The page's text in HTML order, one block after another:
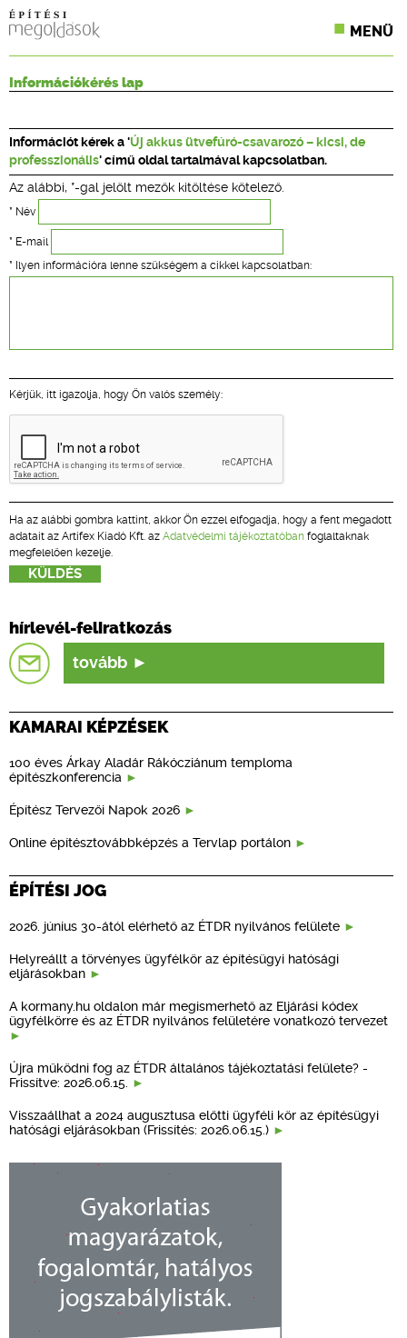
MENÜ
CPR TERMÉKKIÍRÁS
ÉPÍTÉSI JOG
ONLINE KÉPZÉSEK
TERVEZÉSI SEGÉDLETEK
Információkérés lap
Információt kérek a 'Új akkus ütvefúró-csavarozó – kicsi, de
professzionális' című oldal tartalmával kapcsolatban.
Az alábbi, *-gal jelölt mezők kitöltése kötelező.
* Név
* E-mail
* Ilyen információra lenne szükségem a cikkel kapcsolatban:
Kérjük, itt igazolja, hogy Ön valós személy:
Ha az alábbi gombra kattint, akkor Ön ezzel elfogadja, hogy a fent megadott
adatait az Artifex Kiadó Kft. az Adatvédelmi tájékoztatóban foglaltaknak
megfelelően kezelje.
hírlevél-feliratkozás
tovább
KAMARAI KÉPZÉSEK
100 éves Árkay Aladár Rákócziánum temploma
építészkonferencia
Építész Tervezői Napok 2026
Online építésztovábbképzés a Tervlap portálon
ÉPÍTÉSI JOG
2026. június 30-ától elérhető az ÉTDR nyilvános felülete
Helyreállt a törvényes ügyfélkör az építésügyi hatósági
eljárásokban
A kormany.hu oldalon már megismerhető az Eljárási kódex
ügyfélkörre és az ÉTDR nyilvános felületére vonatkozó tervezet
Újra működni fog az ÉTDR általános tájékoztatási felülete? -
Frissítve: 2026.06.15.
Visszaállhat a 2024 augusztusa előtti ügyféli kör az építésügyi
hatósági eljárásokban (Frissítés: 2026.06.15.)